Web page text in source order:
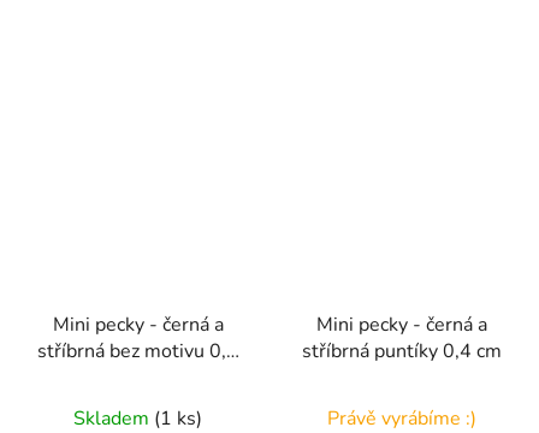
Mini pecky - černá a
stříbrná bez motivu 0,4
Skladem (1 ks)
Mini pecky - černá a
stříbrná puntíky 0,4 cm
Právě vyrábíme :)